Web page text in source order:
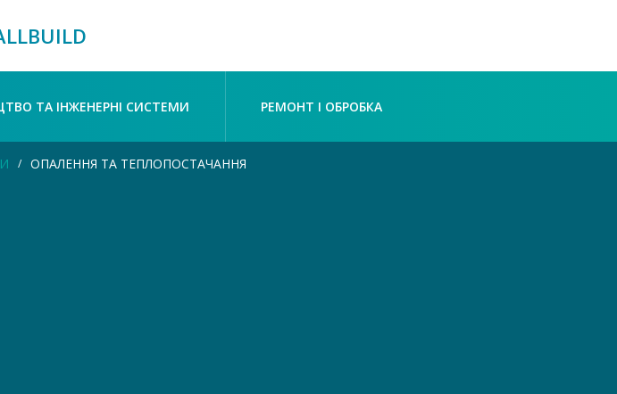
ТА ІНЖЕНЕРНІ СИСТЕМИ РЕМОНТ І ОБРОБКА
ОПАЛЕННЯ ТА ТЕПЛОПОСТАЧАННЯ